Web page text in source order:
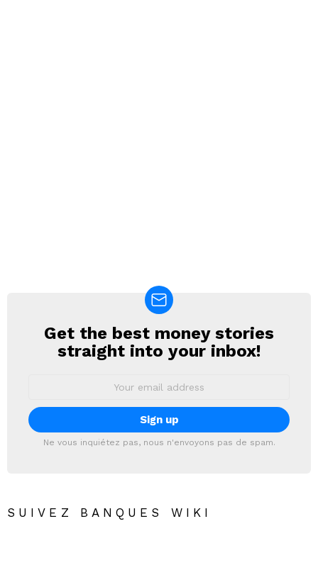
NEWSLETTER
Get the best money stories
straight into your inbox!
Ne vous inquiétez pas, nous n'envoyons pas de spam.
SUIVEZ BANQUES WIKI